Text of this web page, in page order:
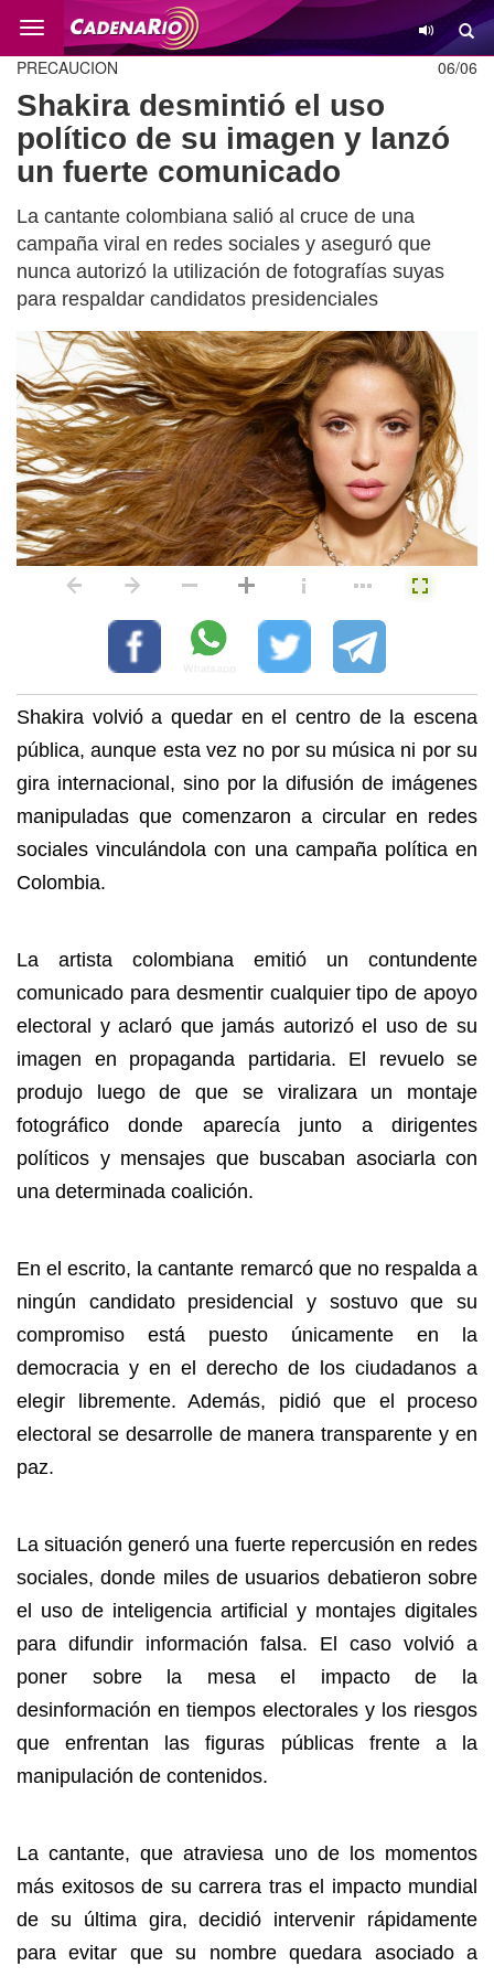
Cambio
06/06
PRECAUCION
Shakira desmintió el uso
político de su imagen y lanzó
un fuerte comunicado
La cantante colombiana salió al cruce de una
campaña viral en redes sociales y aseguró que
nunca autorizó la utilización de fotografías suyas
para respaldar candidatos presidenciales
Shakira volvió a quedar en el centro de la escena
pública, aunque esta vez no por su música ni por su
gira internacional, sino por la difusión de imágenes
manipuladas que comenzaron a circular en redes
sociales vinculándola con una campaña política en
Colombia.
La artista colombiana emitió un contundente
comunicado para desmentir cualquier tipo de apoyo
electoral y aclaró que jamás autorizó el uso de su
imagen en propaganda partidaria. El revuelo se
produjo luego de que se viralizara un montaje
fotográfico donde aparecía junto a dirigentes
políticos y mensajes que buscaban asociarla con
una determinada coalición.
En el escrito, la cantante remarcó que no respalda a
ningún candidato presidencial y sostuvo que su
compromiso está puesto únicamente en la
democracia y en el derecho de los ciudadanos a
elegir libremente. Además, pidió que el proceso
electoral se desarrolle de manera transparente y en
paz.
La situación generó una fuerte repercusión en redes
sociales, donde miles de usuarios debatieron sobre
el uso de inteligencia artificial y montajes digitales
para difundir información falsa. El caso volvió a
poner sobre la mesa el impacto de la
desinformación en tiempos electorales y los riesgos
que enfrentan las figuras públicas frente a la
manipulación de contenidos.
La cantante, que atraviesa uno de los momentos
más exitosos de su carrera tras el impacto mundial
de su última gira, decidió intervenir rápidamente
para evitar que su nombre quedara asociado a